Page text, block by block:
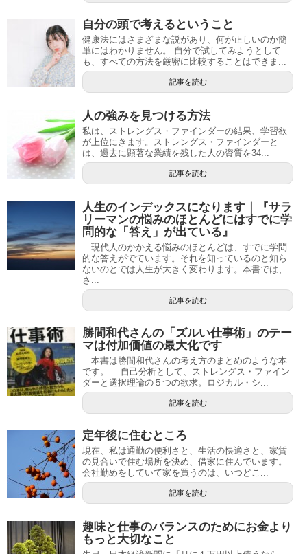
自分の頭で考えるということ
健康法にはさまざまな説があり、何が正しいのか簡
単にはわかりません。 自分で試してみようとして
も、すべての方法を厳密に比較することはできま...
記事を読む
人の強みを見つける方法
私は、ストレングス・ファインダーの結果、学習欲
が上位にきます。ストレングス・ファインダーと
は、過去に顕著な業績を残した人の資質を34...
記事を読む
人生のインデックスになります｜『サラ
リーマンの悩みのほとんどにはすでに学
問的な「答え」が出ている』
現代人のかかえる悩みのほとんどは、すでに学問
的な答えがでています。それを知っているのと知ら
ないのとでは人生が大きく変わります。本書では、
さ...
記事を読む
勝間和代さんの「ズルい仕事術」のテー
マは付加価値の最大化です
本書は勝間和代さんの考え方のまとめのような本
です。 自己分析として、ストレングス・ファイン
ダーと選択理論の５つの欲求。ロジカル・シ...
記事を読む
定年後に住むところ
現在、私は通勤の便利さと、生活の快適さと、家賃
の見合いで住む場所を決め、借家に住んでいます。
会社勤めをしていて家を買うのは、いつどこ...
記事を読む
趣味と仕事のバランスのためにお金より
もっと大切なこと